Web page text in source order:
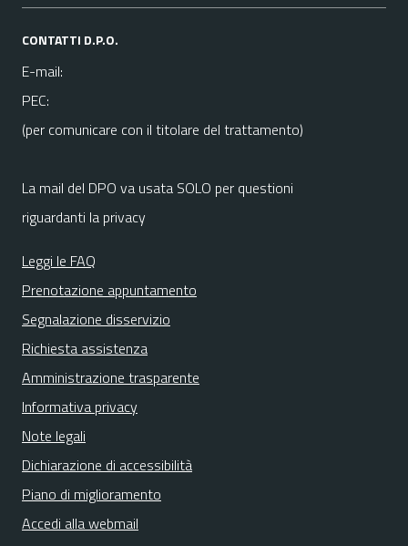
CONTATTI D.P.O.
E-mail:
PEC:
(per comunicare con il titolare del trattamento)
La mail del DPO va usata SOLO per questioni
riguardanti la privacy
Leggi le FAQ
Prenotazione appuntamento
Segnalazione disservizio
Richiesta assistenza
Amministrazione trasparente
Informativa privacy
Note legali
Dichiarazione di accessibilità
Piano di miglioramento
Accedi alla webmail